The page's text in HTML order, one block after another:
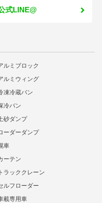
式LINE@
ルミブロック
ルミウィング
凍冷蔵バン
冷バン
砂ダンプ
ーダーダンプ
車
ーテン
トラッククレーン
ルフローダー
載専用車